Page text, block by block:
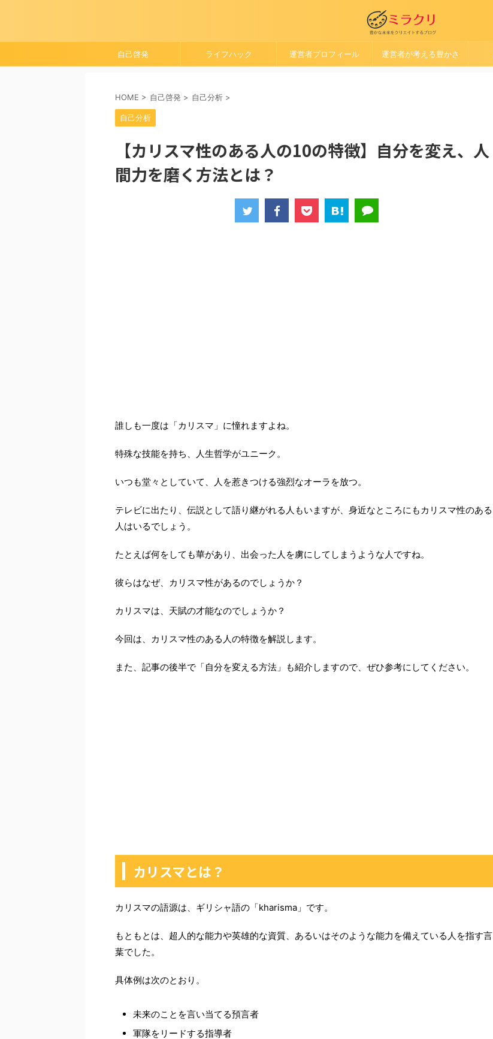
自己啓発 ライフハック 運営者プロフィール 運営者が考える豊かさ
HOME > 自己啓発 > 自己分析 >
自己分析
【カリスマ性のある人の10の特徴】自分を変え、人
間力を磨く方法とは？
誰しも一度は「カリスマ」に憧れますよね。
特殊な技能を持ち、人生哲学がユニーク。
いつも堂々としていて、人を惹きつける強烈なオーラを放つ。
テレビに出たり、伝説として語り継がれる人もいますが、身近なところにもカリスマ性のある
人はいるでしょう。
たとえば何をしても華があり、出会った人を虜にしてしまうような人ですね。
彼らはなぜ、カリスマ性があるのでしょうか？
カリスマは、天賦の才能なのでしょうか？
今回は、カリスマ性のある人の特徴を解説します。
また、記事の後半で「自分を変える方法」も紹介しますので、ぜひ参考にしてください。
カリスマとは？
カリスマの語源は、ギリシャ語の「kharisma」です。
もともとは、超人的な能力や英雄的な資質、あるいはそのような能力を備えている人を指す言
葉でした。
具体例は次のとおり。
未来のことを言い当てる預言者
軍隊をリードする指導者